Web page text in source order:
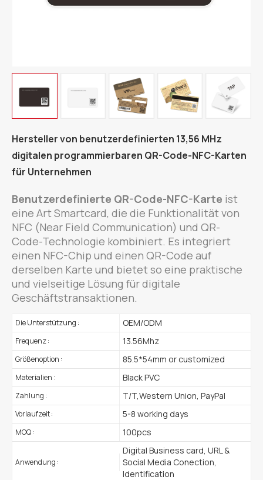
Hersteller von benutzerdefinierten 13,56 MHz
digitalen programmierbaren QR-Code-NFC-Karten
für Unternehmen
Benutzerdefinierte QR-Code-NFC-Karte ist
eine Art Smartcard, die die Funktionalität von
NFC (Near Field Communication) und QR-
Code-Technologie kombiniert. Es integriert
einen NFC-Chip und einen QR-Code auf
derselben Karte und bietet so eine praktische
und vielseitige Lösung für digitale
Geschäftstransaktionen.
Die Unterstützung : OEM/ODM
Frequenz : 13.56Mhz
Größenoption : 85.5*54mm or customized
Materialien : Black PVC
Zahlung : T/T,Western Union, PayPal
Vorlaufzeit : 5-8 working days
MOQ : 100pcs
Anwendung :
Digital Business card, URL &
Social Media Conection,
Identification